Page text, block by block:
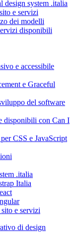
design system .italia
e servizi
dei modelli
disponibili
e accessibile
e Graceful
del software
disponibili con Can I
CSS e JavaScript
.italia
Italia
e servizi
di design